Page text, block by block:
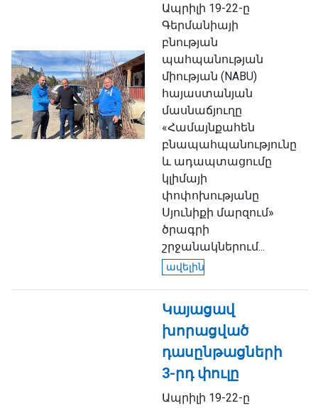
Ապրիլի 19-22-ը
Գերմանիայի
բնության
պահպանության
միության (NABU)
հայաստանյան
մասնաճյուղը
«Համայնքահեն
բնապահպանությունը
և ադապտացումը
կլիմայի
փոփոխությանը
Սյունիքի մարզում»
ծրագրի
շրջանակներում...
ավելին
Կայացավ
խորացված
դասընթացների
3-րդ փուլը
Ապրիլի 19-22-ը